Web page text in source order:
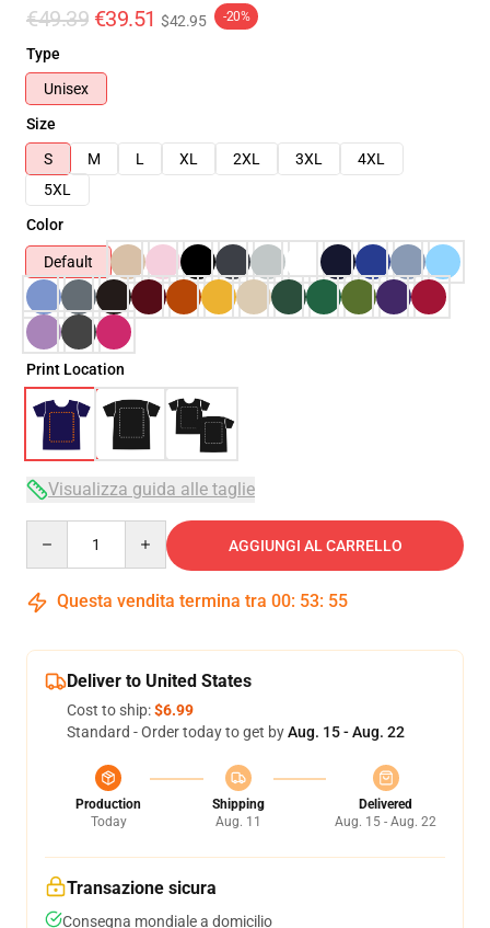
€49.39 €39.51 $42.95 -20%
Type
Unisex
Size
S
M L XL 2XL 3XL
4XL
5XL
Color
Default
Print Location
Visualizza guida alle taglie
AGGIUNGI AL CARRELLO
Questa vendita termina tra 00: 53: 54
Deliver to United States
Cost to ship:$6.99
Standard - Order today to get byAug. 15 - Aug. 22
Production
Today
Shipping
Aug. 11
Delivered
Aug. 15 - Aug. 22
Transazione sicura
Consegna mondiale a domicilio